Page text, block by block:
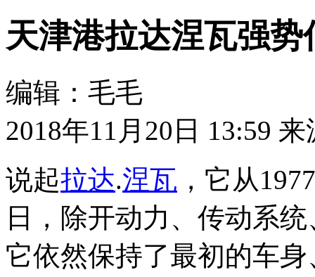
天津港拉达涅瓦强
编辑：毛毛
2018年11月20日 13:59 来
说起拉达.涅瓦 ，它从
日，除开动力、传动系
它依然保持了最初的车